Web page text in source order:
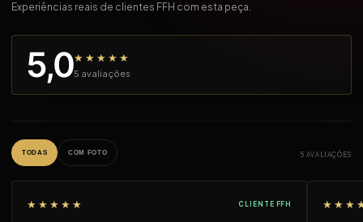
Experiências reais de clientes FFH com esta peça.
5,0★★★★★
5 avaliações
TODAS COM FOTO 5 AVALIAÇÕES
★★★★★ CLIENTE FFH